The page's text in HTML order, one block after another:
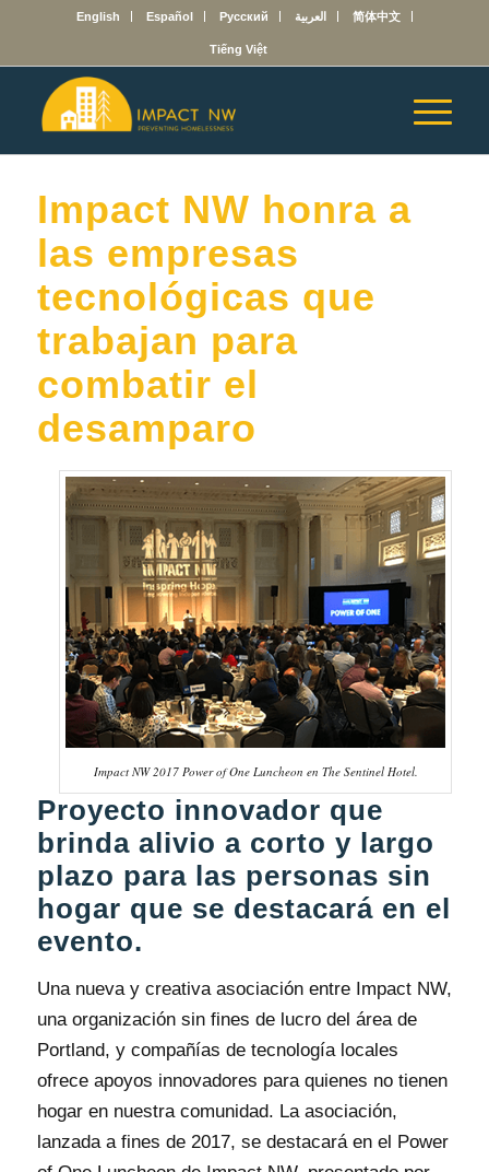
English Español Русский العربية 简体中文
Tiếng Việt
Impact NW honra a
las empresas
tecnológicas que
trabajan para
combatir el
desamparo
Impact NW 2017 Power of One Luncheon en The Sentinel Hotel.
Proyecto innovador que
brinda alivio a corto y largo
plazo para las personas sin
hogar que se destacará en el
evento.
Una nueva y creativa asociación entre Impact NW,
una organización sin fines de lucro del área de
Portland, y compañías de tecnología locales
ofrece apoyos innovadores para quienes no tienen
hogar en nuestra comunidad. La asociación,
lanzada a fines de 2017, se destacará en el Power